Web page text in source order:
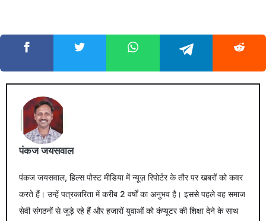
पंकज जयसवाल
पंकज जयसवाल, हिल्स पोस्ट मीडिया में न्यूज़ रिपोर्टर के तौर पर खबरों को कवर
करते हैं। उन्हें पत्रकारिता में करीब 2 वर्षों का अनुभव है। इससे पहले वह समाज
सेवी संगठनों से जुड़े रहे हैं और हजारों युवाओं को कंप्यूटर की शिक्षा देने के साथ